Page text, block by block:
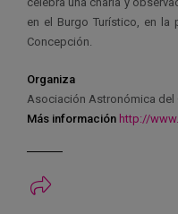
en el Burgo Turístico, en la
Concepción.
Organiza
Asociación Astronómica del
Más información http://